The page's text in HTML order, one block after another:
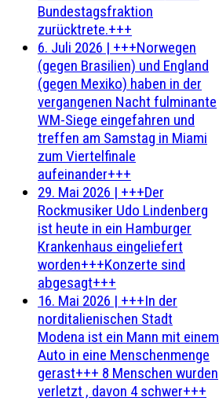
Bundestagsfraktion
zurücktrete.+++
6. Juli 2026 | +++Norwegen
(gegen Brasilien) und England
(gegen Mexiko) haben in der
vergangenen Nacht fulminante
WM-Siege eingefahren und
treffen am Samstag in Miami
zum Viertelfinale
aufeinander+++
29. Mai 2026 | +++Der
Rockmusiker Udo Lindenberg
ist heute in ein Hamburger
Krankenhaus eingeliefert
worden+++Konzerte sind
abgesagt+++
16. Mai 2026 | +++In der
norditalienischen Stadt
Modena ist ein Mann mit einem
Auto in eine Menschenmenge
gerast+++ 8 Menschen wurden
verletzt , davon 4 schwer+++